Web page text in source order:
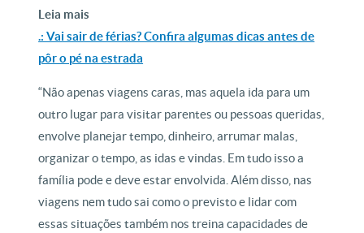
Leia mais
.: Vai sair de férias? Confira algumas dicas antes de
pôr o pé na estrada
“Não apenas viagens caras, mas aquela ida para um
outro lugar para visitar parentes ou pessoas queridas,
envolve planejar tempo, dinheiro, arrumar malas,
organizar o tempo, as idas e vindas. Em tudo isso a
família pode e deve estar envolvida. Além disso, nas
viagens nem tudo sai como o previsto e lidar com
essas situações também nos treina capacidades de